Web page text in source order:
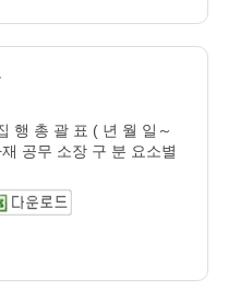
행 총 괄 표 ( 년 월 일～
공무 소장 구 분 요소별